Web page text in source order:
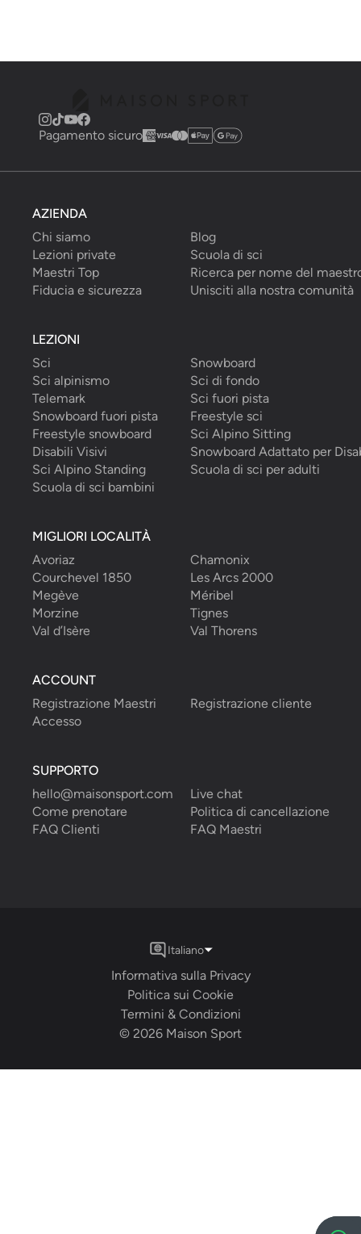
Pagamento sicuro
AZIENDA
Chi siamo
Blog
Lezioni private
Scuola di sci
Maestri Top
Ricerca per nome del
Fiducia e sicurezza
Unisciti alla nostra comunità
LEZIONI
Sci
Snowboard
Sci alpinismo
Sci di fondo
Telemark
Sci fuori pista
Snowboard fuori pista
Freestyle sci
Freestyle snowboard
Sci Alpino Sitting
Disabili Visivi
Snowboard Adattato per
Sci Alpino Standing
Scuola di sci per adulti
Scuola di sci bambini
MIGLIORI LOCALITÀ
Avoriaz
Chamonix
Courchevel 1850
Les Arcs 2000
Megève
Méribel
Morzine
Tignes
Val d’Isère
Val Thorens
ACCOUNT
Registrazione Maestri
Registrazione cliente
Accesso
SUPPORTO
hello@maisonsport.com
Live chat
Come prenotare
Politica di cancellazione
FAQ Clienti
FAQ Maestri
© 2026 Maison Sport
Termini & Condizioni
Politica sui Cookie
Informativa sulla Privacy
Italiano